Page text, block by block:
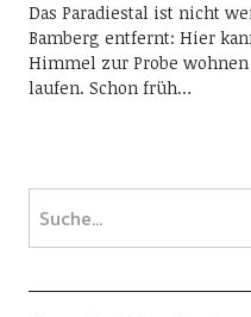
Das Paradiestal ist nicht
Bamberg entfernt: Hier
Himmel zur Probe
laufen. Schon früh…